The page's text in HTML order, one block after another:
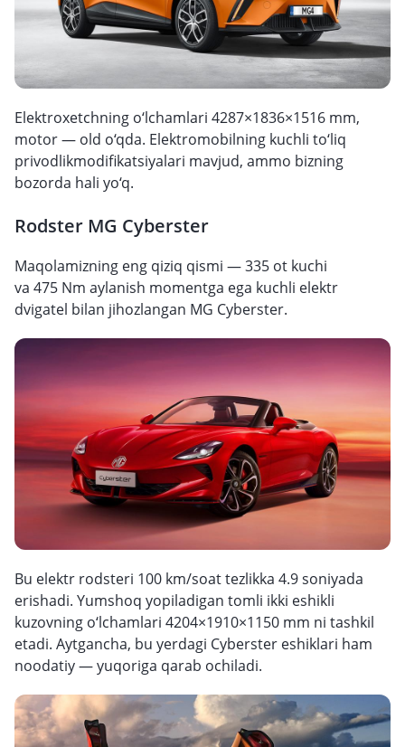
Elektroxetchning o‘lchamlari 4287×1836×1516 mm,
motor — old o‘qda. Elektromobilning kuchli to‘liq
privodlikmodifikatsiyalari mavjud, ammo bizning
bozorda hali yo‘q.
Rodster MG Cyberster
Maqolamizning eng qiziq qismi — 335 ot kuchi
va 475 Nm aylanish momentga ega kuchli elektr
dvigatel bilan jihozlangan MG Cyberster.
Bu elektr rodsteri 100 km/soat tezlikka 4.9 soniyada
erishadi. Yumshoq yopiladigan tomli ikki eshikli
kuzovning o‘lchamlari 4204×1910×1150 mm ni tashkil
etadi. Aytgancha, bu yerdagi Cyberster eshiklari ham
noodatiy — yuqoriga qarab ochiladi.